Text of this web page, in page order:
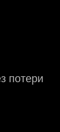
потери